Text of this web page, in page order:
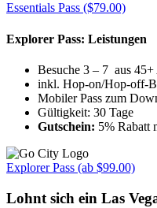
Essentials Pass ($79.00)
Explorer Pass: Leistungen
Besuche 3 – 7 aus
inkl. Hop-on/Hop-off-
Mobiler Pass zum
Gültigkeit: 30 Tage
Gutschein: 5% Rabatt
Explorer Pass (ab $99.00)
Lohnt sich ein Las